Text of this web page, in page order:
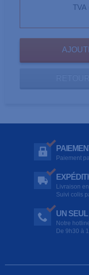
TVA
Paiement
Livraison
Suivi colis
UN SEUL
Notre
De 9h30 à